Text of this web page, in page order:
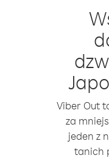
Viber Out
za
jeden z
tanich